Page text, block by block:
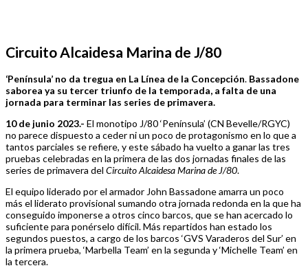
Circuito Alcaidesa Marina de J/80
‘Península’ no da tregua en La Línea de la Concepción. Bassadone
saborea ya su tercer triunfo de la temporada, a falta de una
jornada para terminar las series de primavera.
10 de junio 2023.- El monotipo J/80 ‘Península’ (CN Bevelle/RGYC)
no parece dispuesto a ceder ni un poco de protagonismo en lo que a
tantos parciales se refiere, y este sábado ha vuelto a ganar las tres
pruebas celebradas en la primera de las dos jornadas finales de las
series de primavera del Circuito Alcaidesa Marina de J/80.
El equipo liderado por el armador John Bassadone amarra un poco
más el liderato provisional sumando otra jornada redonda en la que ha
conseguido imponerse a otros cinco barcos, que se han acercado lo
suficiente para ponérselo difícil. Más repartidos han estado los
segundos puestos, a cargo de los barcos ‘GVS Varaderos del Sur’ en
la primera prueba, ‘Marbella Team’ en la segunda y ‘Michelle Team’ en
la tercera.